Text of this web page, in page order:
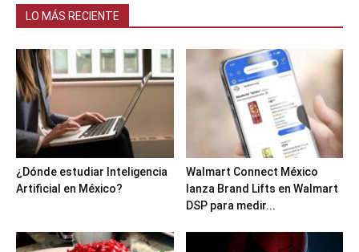
LO MÁS RECIENTE
¿Dónde estudiar Inteligencia
Artificial en México?
Walmart Connect México
lanza Brand Lifts en Walmart
DSP para medir...